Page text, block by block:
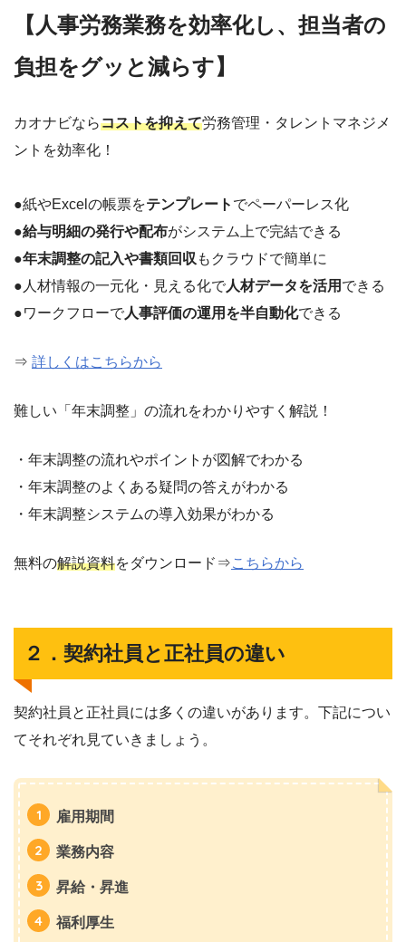
【人事労務業務を効率化し、担当者の
負担をグッと減らす】
カオナビならコストを抑えて労務管理・タレントマネジメ
ントを効率化！
●紙やExcelの帳票をテンプレート でペーパーレス化
●給与明細の発行や配布がシステム上で完結できる
●年末調整の記入や書類回収 もクラウドで簡単に
●人材情報の一元化・見える化で人材データを活用 できる
●ワークフローで人事評価の運用を半自動化できる
⇒ 詳しくはこちらから
難しい「年末調整」の流れをわかりやすく解説！
・年末調整の流れやポイントが図解でわかる
・年末調整のよくある疑問の答えがわかる
・年末調整システムの導入効果がわかる
無料の解説資料をダウンロード⇒こちらから
２．契約社員と正社員の違い
契約社員と正社員には多くの違いがあります。下記につい
てそれぞれ見ていきましょう。
雇用期間
業務内容
昇給・昇進
福利厚生